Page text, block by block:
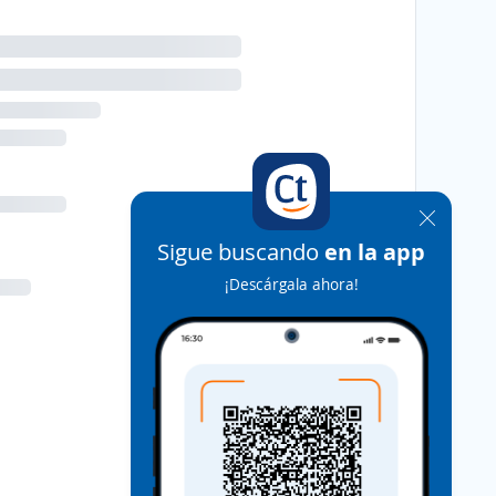
Sigue buscando en la app
¡Descárgala ahora!